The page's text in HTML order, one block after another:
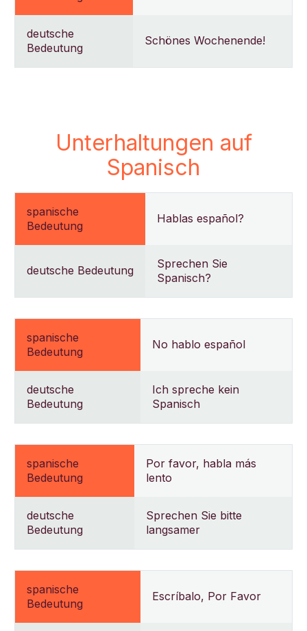
deutsche
Bedeutung
Schönes Wochenende!
Unterhaltungen auf
Spanisch
spanische
Bedeutung
Hablas español?
deutsche Bedeutung
Sprechen Sie
Spanisch?
spanische
Bedeutung
No hablo español
deutsche
Bedeutung
Ich spreche kein
Spanisch
spanische
Bedeutung
Por favor, habla más
lento
deutsche
Bedeutung
Sprechen Sie bitte
langsamer
spanische
Bedeutung
Escríbalo, Por Favor